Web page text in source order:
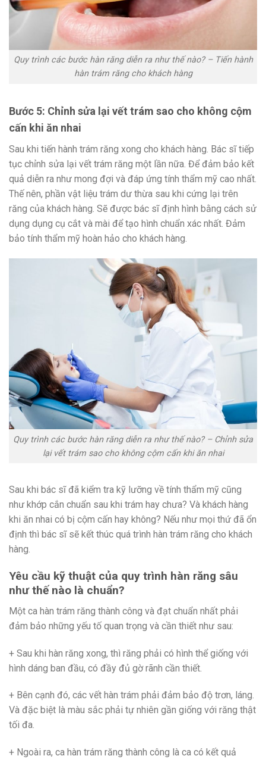
Quy trình các bước hàn răng diễn ra như thế nào? – Tiến hành
hàn trám răng cho khách hàng
Bước 5: Chỉnh sửa lại vết trám sao cho không cộm
cấn khi ăn nhai
Sau khi tiến hành trám răng xong cho khách hàng. Bác sĩ tiếp
tục chỉnh sửa lại vết trám răng một lần nữa. Để đảm bảo kết
quả diễn ra như mong đợi và đáp ứng tính thẩm mỹ cao nhất.
Thế nên, phần vật liệu trám dư thừa sau khi cứng lại trên
răng của khách hàng. Sẽ được bác sĩ định hình bằng cách sử
dụng dụng cụ cắt và mài để tạo hình chuẩn xác nhất. Đảm
bảo tính thẩm mỹ hoàn hảo cho khách hàng.
Quy trình các bước hàn răng diễn ra như thế nào? – Chỉnh sửa
lại vết trám sao cho không cộm cấn khi ăn nhai
Sau khi bác sĩ đã kiểm tra kỹ lưỡng về tính thẩm mỹ cũng
như khớp cắn chuẩn sau khi trám hay chưa? Và khách hàng
khi ăn nhai có bị cộm cấn hay không? Nếu như mọi thứ đã ổn
định thì bác sĩ sẽ kết thúc quá trình hàn trám răng cho khách
hàng.
Yêu cầu kỹ thuật của quy trình hàn răng sâu
như thế nào là chuẩn?
Một ca hàn trám răng thành công và đạt chuẩn nhất phải
đảm bảo những yếu tố quan trọng và cần thiết như sau:
+ Sau khi hàn răng xong, thì răng phải có hình thể giống với
hình dáng ban đầu, có đầy đủ gờ rãnh cần thiết.
+ Bên cạnh đó, các vết hàn trám phải đảm bảo độ trơn, láng.
Và đặc biệt là màu sắc phải tự nhiên gần giống với răng thật
tối đa.
+ Ngoài ra, ca hàn trám răng thành công là ca có kết quả